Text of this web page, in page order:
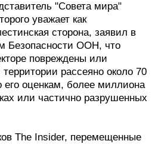
"Совета мира"
уважает как
сторона, заявил в
Безопасности ООН, что
повреждены или
рассеяно около 70
оценкам, более миллиона
или частично разрушенных
The Insider, перемещенные